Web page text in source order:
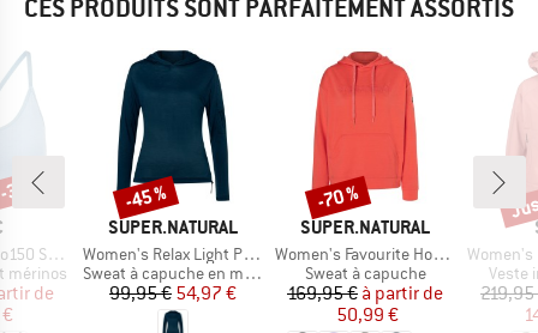
CES PRODUITS SONT PARFAITEMENT ASSORTIS
Bra
mérinos
réduit
de
%
MARQUE
SUPER.NATURAL
Article
Women's Relax Light Pocket Hoodie
Product group
Sweat à capuche en mérinos
Prix
99,95 €Prix réduit
54,97 €
Remise
-45 %
MARQUE
SUPER.NATURAL
Article
Women's Favourite Hoodie
Product group
Sweat à capuche
Prix
169,95 € Prix réduit
à partir de
50,99 €
Remise
-70 %
Article
Women's
Veste